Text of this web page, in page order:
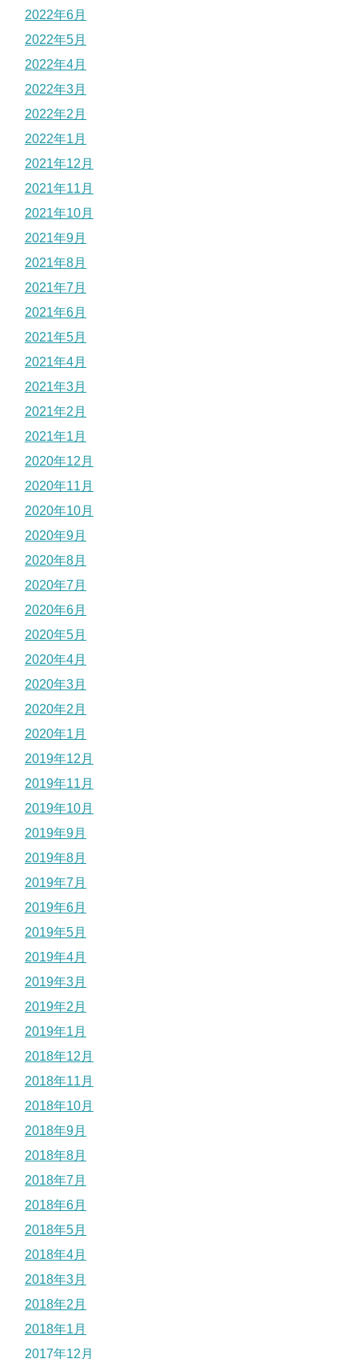
2022年6月
2022年5月
2022年4月
2022年3月
2022年2月
2022年1月
2021年12月
2021年11月
2021年10月
2021年9月
2021年8月
2021年7月
2021年6月
2021年5月
2021年4月
2021年3月
2021年2月
2021年1月
2020年12月
2020年11月
2020年10月
2020年9月
2020年8月
2020年7月
2020年6月
2020年5月
2020年4月
2020年3月
2020年2月
2020年1月
2019年12月
2019年11月
2019年10月
2019年9月
2019年8月
2019年7月
2019年6月
2019年5月
2019年4月
2019年3月
2019年2月
2019年1月
2018年12月
2018年11月
2018年10月
2018年9月
2018年8月
2018年7月
2018年6月
2018年5月
2018年4月
2018年3月
2018年2月
2018年1月
2017年12月